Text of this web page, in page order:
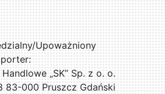
Upoważniony
„SK” Sp. z o. o.
83-000 Pruszcz Gdański